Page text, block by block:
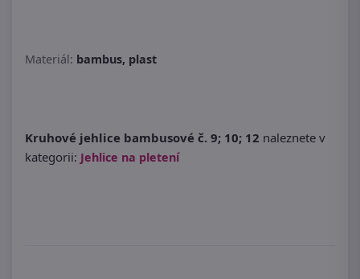
Materiál: bambus, plast
Kruhové jehlice bambusové č. 9; 10; 12 naleznete v
kategorii: Jehlice na pletení